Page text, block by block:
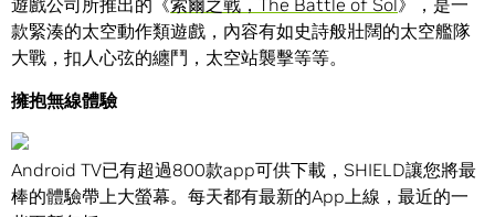
遊戲公司所推出的《索爾之戰，The Battle of Sol》，是一
款緊湊的太空動作類遊戲，內容有如史詩般壯闊的太空艦隊
大戰，扣人心弦的纏鬥，太空站襲擊等等。
擁抱無線體驗
Android TV已有超過800款app可供下載，SHIELD讓您將最
棒的體驗帶上大螢幕。每天都有最新的App上線，最近的一